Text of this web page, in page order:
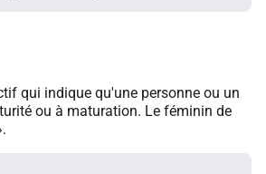
qui indique qu'une personne ou un
ou à maturation. Le féminin de